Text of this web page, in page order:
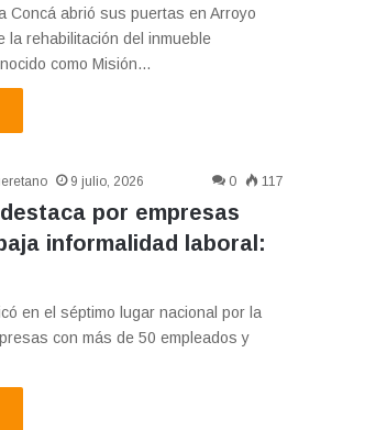
Concá abrió sus puertas en Arroyo
la rehabilitación del inmueble
como Misión…
9 julio, 2026 0 117
por empresas
informalidad laboral:
en el séptimo lugar nacional por la
con más de 50 empleados y